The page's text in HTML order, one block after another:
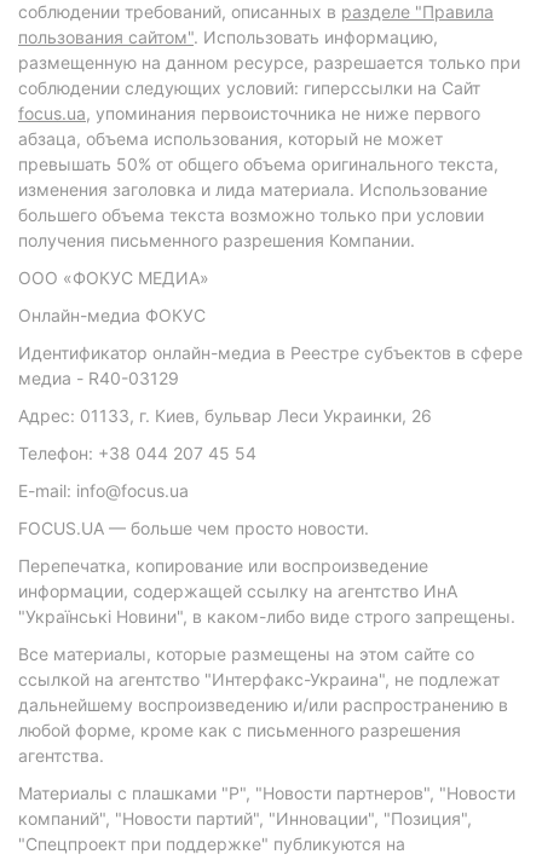
соблюдении требований, описанных в разделе "Правила
пользования сайтом". Использовать информацию,
размещенную на данном ресурсе, разрешается только при
соблюдении следующих условий: гиперссылки на Сайт
focus.ua, упоминания первоисточника не ниже первого
абзаца, объема использования, который не может
превышать 50% от общего объема оригинального текста,
изменения заголовка и лида материала. Использование
большего объема текста возможно только при условии
получения письменного разрешения Компании.
ООО «ФОКУС МЕДИА»
Онлайн-медиа ФОКУС
Идентификатор онлайн-медиа в Реестре субъектов в сфере
медиа - R40-03129
Адрес: 01133, г. Киев, бульвар Леси Украинки, 26
Телефон: +38 044 207 45 54
E-mail: info@focus.ua
FOCUS.UA — больше чем просто новости.
Перепечатка, копирование или воспроизведение
информации, содержащей ссылку на агентство ИнА
"Українські Новини", в каком-либо виде строго запрещены.
Все материалы, которые размещены на этом сайте со
ссылкой на агентство "Интерфакс-Украина", не подлежат
дальнейшему воспроизведению и/или распространению в
любой форме, кроме как с письменного разрешения
агентства.
Материалы с плашками "Р", "Новости партнеров", "Новости
компаний", "Новости партий", "Инновации", "Позиция",
"Спецпроект при поддержке" публикуются на